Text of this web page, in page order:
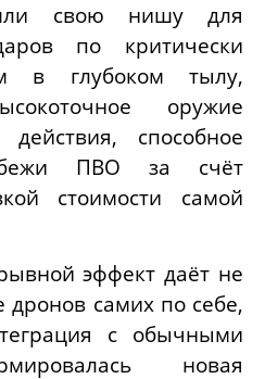
свою нишу для
по критически
в глубоком тылу,
оружие
способное
ПВО за счёт
стоимости самой
эффект даёт не
самих по себе,
с обычными
новая